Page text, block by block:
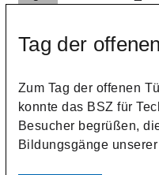
Tag der
Zum Tag der offenen
konnte das BSZ für
Besucher begrüßen,
Bildungsgänge unserer